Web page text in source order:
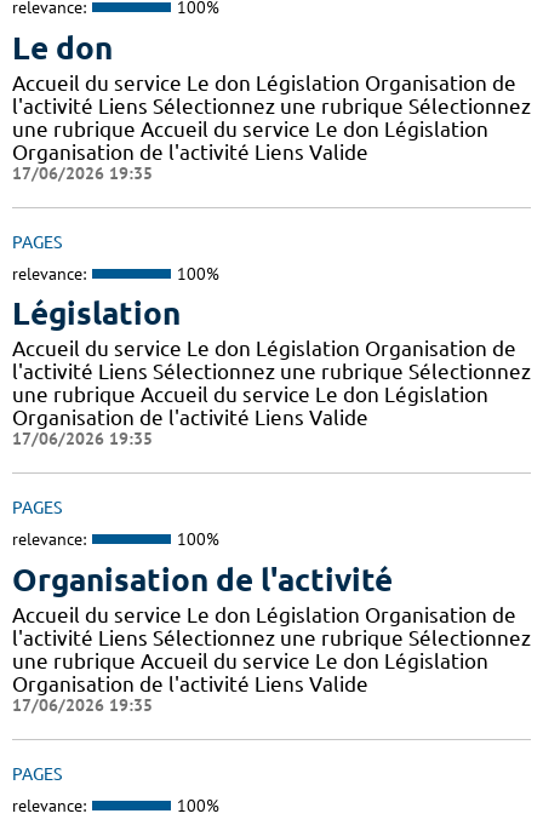
relevance: 100%
Le don
Accueil du service Le don Législation Organisation de
l'activité Liens Sélectionnez une rubrique Sélectionnez
une rubrique Accueil du service Le don Législation
Organisation de l'activité Liens Valide
17/06/2026 19:35
PAGES
relevance: 100%
Législation
Accueil du service Le don Législation Organisation de
l'activité Liens Sélectionnez une rubrique Sélectionnez
une rubrique Accueil du service Le don Législation
Organisation de l'activité Liens Valide
17/06/2026 19:35
PAGES
relevance: 100%
Organisation de l'activité
Accueil du service Le don Législation Organisation de
l'activité Liens Sélectionnez une rubrique Sélectionnez
une rubrique Accueil du service Le don Législation
Organisation de l'activité Liens Valide
17/06/2026 19:35
PAGES
relevance: 100%